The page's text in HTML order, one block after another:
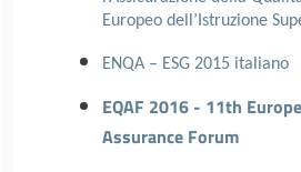
Europeo dell’Istruzione
ENQA – ESG 2015 italiano
EQAF 2016 - 11th
Assurance Forum